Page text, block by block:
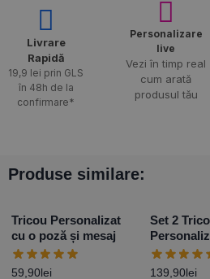
Livrare
Rapidă​
19,9 lei prin GLS
în 48h de la
confirmare*
Personalizare
live
Vezi în timp real
cum arată
produsul tău
Produse similare:
Tricou Personalizat
cu o poză și mesaj
59,90lei
Set 2
– Primul
Girl
139,90lei